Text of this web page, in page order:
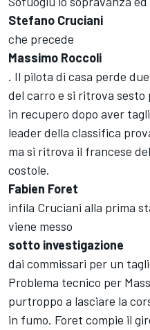
Stefano Cruciani
che precede
Massimo Roccoli
. Il pilota di casa perde
del carro e si ritrova sesto
in recupero dopo aver
leader della classifica
ma si ritrova il francese
costole.
Fabien Foret
infila Cruciani alla prima
viene messo
sotto investigazione
dai commissari per un
Problema tecnico per
purtroppo a lasciare la
in fumo. Foret compie il